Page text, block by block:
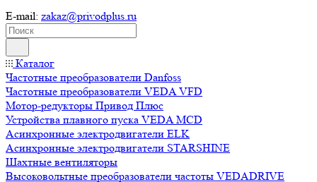
E-mail: zakaz@privodplus.ru
Каталог
Частотные преобразователи Danfoss
Частотные преобразователи VEDA VFD
Мотор-редукторы Привод Плюс
Устройства плавного пуска VEDA MCD
Асинхронные электродвигатели ELK
Асинхронные электродвигатели STARSHINE
Шахтные вентиляторы
Высоковольтные преобразователи частоты VEDADRIVE